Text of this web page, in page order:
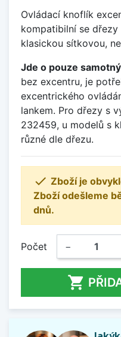
Ovládací knoflík
kompatibilní se
klasickou sítkovou,
Jde o pouze
bez excentru, je
excentrického
lankem. Pro dřezy s
232459, u modelů s
různé dle dřezu.
 Zboží je
Zboží odešleme
dnů.
Počet −
